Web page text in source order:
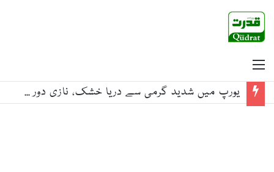
یورپ میں شدید گرمی سے دریا خشک، نازی دور کے ڈوبے جنگی جہاز ظاہر